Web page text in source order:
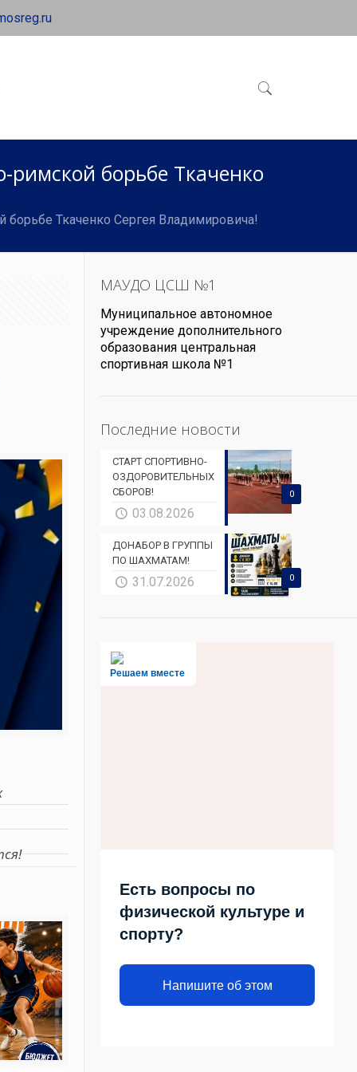
римской борьбе Ткаченко
Ткаченко Сергея Владимировича!
МАУДО ЦСШ №1
Муниципальное автономное
учреждение дополнительного
образования центральная
спортивная школа №1
Последние новости
0
СТАРТ СПОРТИВНО-
ОЗДОРОВИТЕЛЬНЫХ
СБОРОВ!
03.08.2026
0
ДОНАБОР В ГРУППЫ
ПО ШАХМАТАМ!
31.07.2026
Решаем вместе
Есть вопросы по
физической культуре и
спорту?
Напишите об этом